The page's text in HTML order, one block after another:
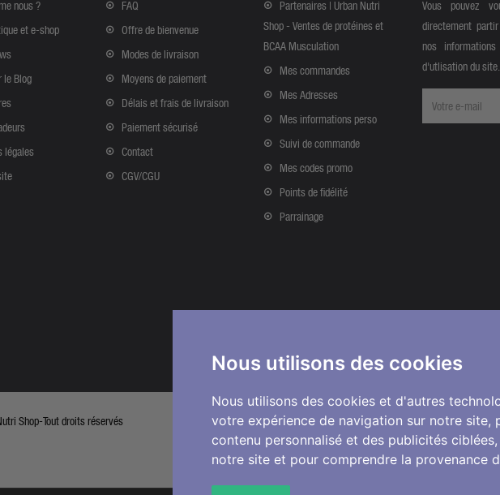
Nous utilisons des cookies
Nous utilisons des cookies et d'autres
votre expérience de navigation sur notre site,
contenu personnalisé et des publicités
notre site et pour comprendre la provenance
nous ?
et e-shop
le Blog
légales
FAQ
Offre de bienvenue
Modes de livraison
Moyens de paiement
Délais et frais de livraison
Paiement sécurisé
Contact
CGV/CGU
Partenaires | Urban Nutri
Shop - Ventes de protéines et
BCAA Musculation
Mes commandes
Mes Adresses
Mes informations perso
Suivi de commande
Mes codes promo
Points de fidélité
Parrainage
Vous pouvez
directement partir
nos
d'utlisation du site.
Shop-Tout droits réservés